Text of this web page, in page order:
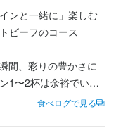
ンと一緒に」楽しむ
ビーフのコース
間、彩りの豊かさに
1〜2杯は余裕でいけ
食べログで見る
□■
が4人目のオーナーと
ませんか？
が4人目のオーナーと
、あなたの意見がお
ませんか？
□■
が4人目のオーナーと
、あなたの意見がお
ませんか？